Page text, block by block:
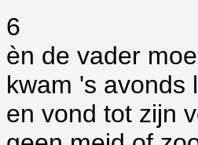
6
èn de vader
kwam 's avonds
en vond tot zijn